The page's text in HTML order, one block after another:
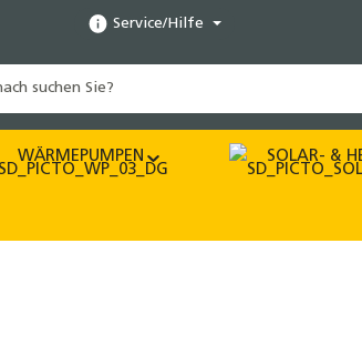
Service/Hilfe
WÄRMEPUMPEN SOLAR- &